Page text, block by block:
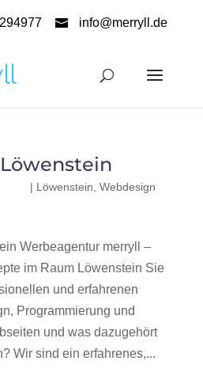
info@merryll.de
| Löwenstein Webdesign
Werbeagentur merryll –
im Raum Löwenstein Sie
und erfahrenen
Programmierung und
und was dazugehört
Wir sind ein erfahrenes,...